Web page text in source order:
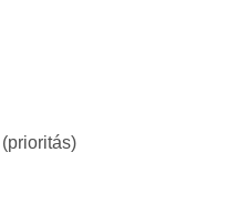
(prioritás)